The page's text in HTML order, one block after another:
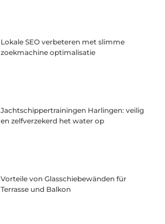
Lokale SEO verbeteren met slimme
zoekmachine optimalisatie
Jachtschippertrainingen Harlingen: veilig
en zelfverzekerd het water op
Vorteile von Glasschiebewänden für
Terrasse und Balkon